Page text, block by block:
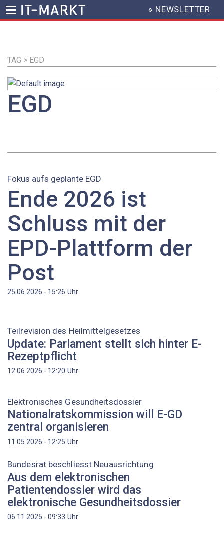
Inhalt
HEADER
MENU
» NEWSLETTER
TAG > EGD
EGD
Fokus aufs geplante EGD
Ende 2026 ist
Schluss mit der
EPD-Plattform der
Post
25.06.2026 - 15:26 Uhr
Teilrevision des Heilmittelgesetzes
Update: Parlament stellt sich hinter E-
Rezeptpflicht
12.06.2026 - 12:20 Uhr
Elektronisches Gesundheitsdossier
Nationalratskommission will E-GD
zentral organisieren
11.05.2026 - 12:25 Uhr
Bundesrat beschliesst Neuausrichtung
Aus dem elektronischen
Patientendossier wird das
elektronische Gesundheitsdossier
06.11.2025 - 09:33 Uhr